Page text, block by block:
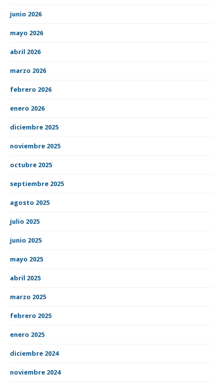
junio 2026
mayo 2026
abril 2026
marzo 2026
febrero 2026
enero 2026
diciembre 2025
noviembre 2025
octubre 2025
septiembre 2025
agosto 2025
julio 2025
junio 2025
mayo 2025
abril 2025
marzo 2025
febrero 2025
enero 2025
diciembre 2024
noviembre 2024